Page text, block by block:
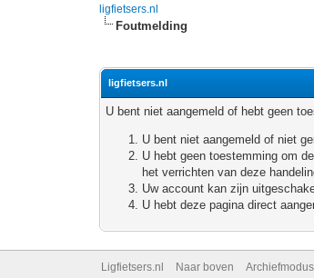
ligfietsers.nl
Foutmelding
ligfietsers.nl
U bent niet aangemeld of hebt geen
U bent niet aangemeld of niet
U hebt geen toestemming om
het verrichten van deze
Uw account kan zijn
U hebt deze pagina direct
Ligfietsers.nl Naar boven Archiefmodus